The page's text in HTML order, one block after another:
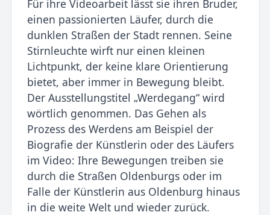
Für ihre Videoarbeit lässt sie ihren Bruder,
einen passionierten Läufer, durch die
dunklen Straßen der Stadt rennen. Seine
Stirnleuchte wirft nur einen kleinen
Lichtpunkt, der keine klare Orientierung
bietet, aber im­mer in Bewegung bleibt.
Der Ausstellungstitel „Werdegang“ wird
wörtlich genommen. Das Gehen als
Prozess des Werdens am Beispiel der
Biografie der Künstlerin oder des Läufers
im Video: Ihre Bewe­gungen treiben sie
durch die Straßen Oldenburgs oder im
Falle der Künstlerin aus Oldenburg hinaus
in die weite Welt und wie­der zurück.